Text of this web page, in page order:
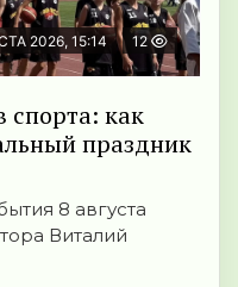
2026, 15:14 12
спорта: как
праздник
8 августа
Виталий